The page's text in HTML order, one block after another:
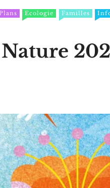
Ecologie Familles